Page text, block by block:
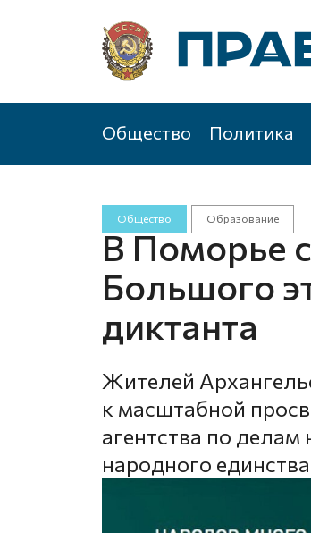
Общество Политика
Общество Образование
В Поморье
Большого
диктанта
Жителей
к масштабной
агентства по
народного единства